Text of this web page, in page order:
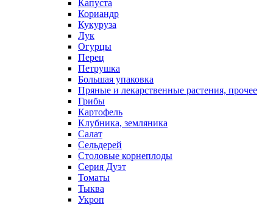
Капуста
Кориандр
Кукуруза
Лук
Огурцы
Перец
Петрушка
Большая упаковка
Пряные и лекарственные растения, прочее
Грибы
Картофель
Клубника, земляника
Салат
Сельдерей
Столовые корнеплоды
Серия Дуэт
Томаты
Тыква
Укроп